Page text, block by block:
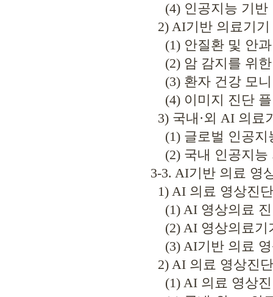
(4) 인공지능 기반
2) AI기반 의료기기
(1) 안질환 및 안과
(2) 암 감지를 위한
(3) 환자 건강 모니
(4) 이미지 진단 플
3) 국내·외 AI 의료
(1) 글로벌 인공지
(2) 국내 인공지능
3-3. AI기반 의료 영
1) AI 의료 영상진
(1) AI 영상의료 진
(2) AI 영상의료기
(3) AI기반 의료 영
2) AI 의료 영상진
(1) AI 의료 영상진